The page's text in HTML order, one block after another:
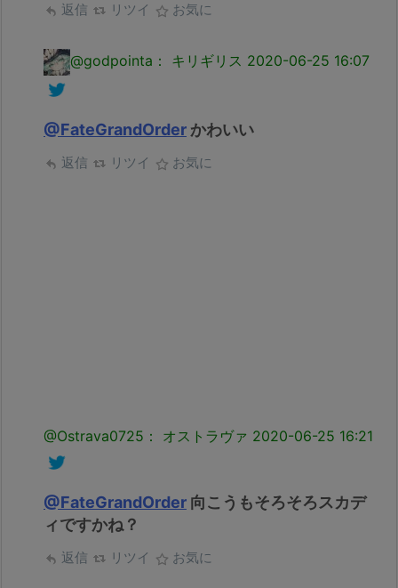
返信 リツイ お気に
@godpointa： キリギリス 2020-06-25 16:07
@FateGrandOrder かわいい
返信 リツイ お気に
@Ostrava0725： オストラヴァ 2020-06-25 16:21
@FateGrandOrder 向こうもそろそろスカデ
ィですかね？
返信 リツイ お気に